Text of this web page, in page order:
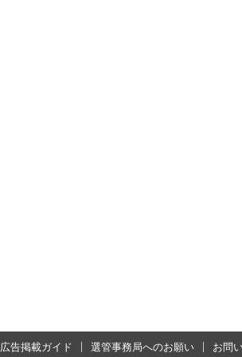
広告掲載ガイド 選管事務局へのお願い お問